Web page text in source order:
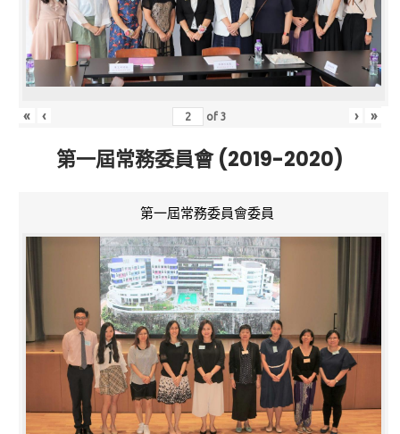
« ‹ of3 › »
第一屆常務委員會 (2019-2020)
第一屆常務委員會委員